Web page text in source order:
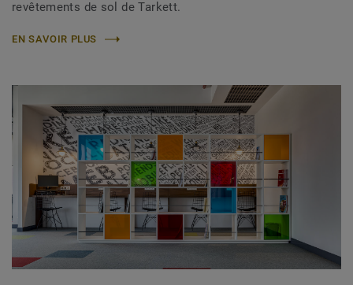
revêtements de sol de Tarkett.
EN SAVOIR PLUS